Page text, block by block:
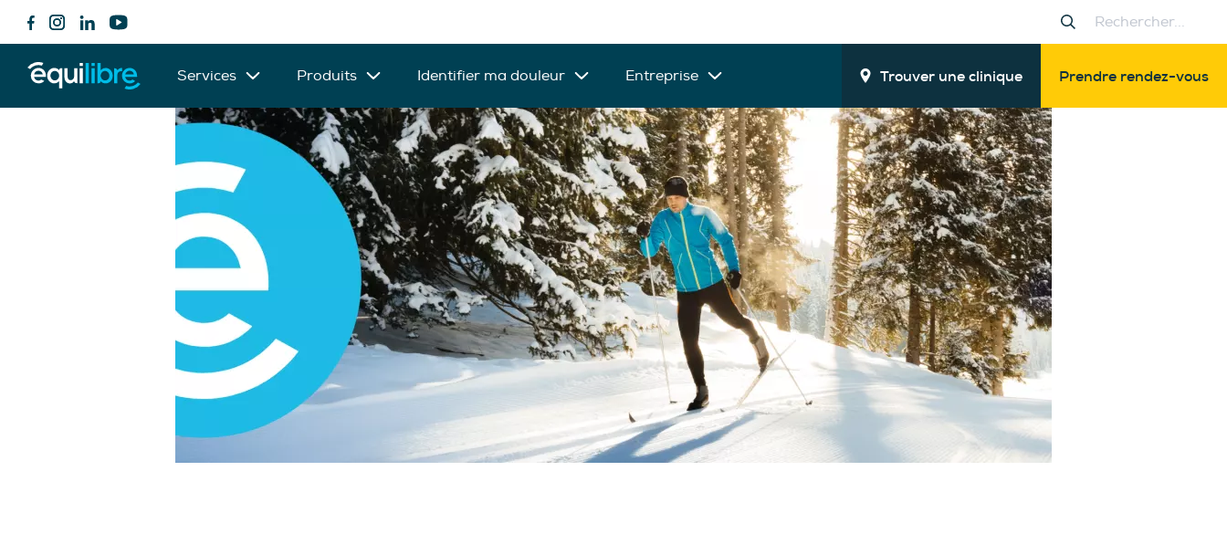
Services Produits Identifier ma douleur Entreprise Trouver une clinique Prendre rendez-vous